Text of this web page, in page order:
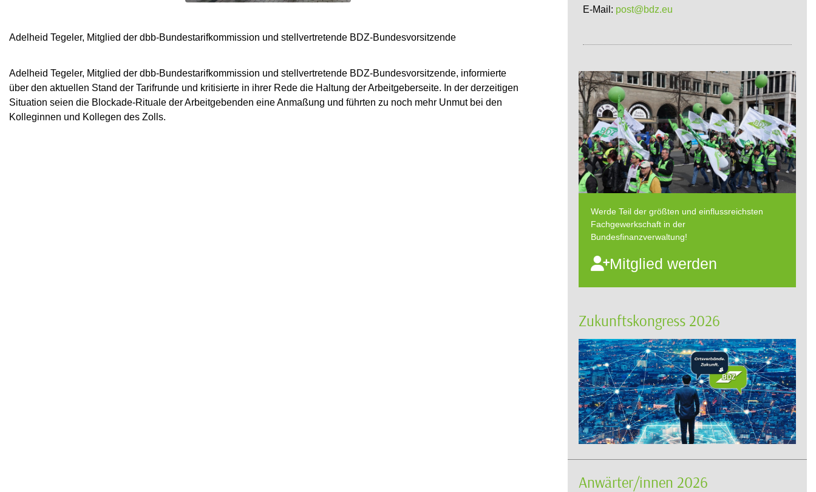
Adelheid Tegeler, Mitglied der dbb-Bundestarifkommission und stellvertretende BDZ-Bundesvorsitzende
Adelheid Tegeler, Mitglied der dbb-Bundestarifkommission und stellvertretende BDZ-Bundesvorsitzende, informierte
über den aktuellen Stand der Tarifrunde und kritisierte in ihrer Rede die Haltung der Arbeitgeberseite. In der derzeitigen
Situation seien die Blockade-Rituale der Arbeitgebenden eine Anmaßung und führten zu noch mehr Unmut bei den
Kolleginnen und Kollegen des Zolls.
E-Mail: post@bdz.eu
Werde Teil der größten und einflussreichsten
Fachgewerkschaft in der
Bundesfinanzverwaltung!
Mitglied werden
Zukunftskongress 2026
Anwärter/innen 2026